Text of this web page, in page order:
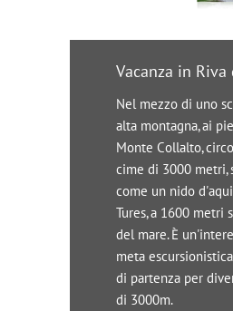
Vacanza in Riva
Nel mezzo di uno
alta montagna, ai
Monte Collalto,
cime di 3000 metri,
come un nido
Tures, a 1600 metri
del mare. È
meta
di partenza per
di 3000m.